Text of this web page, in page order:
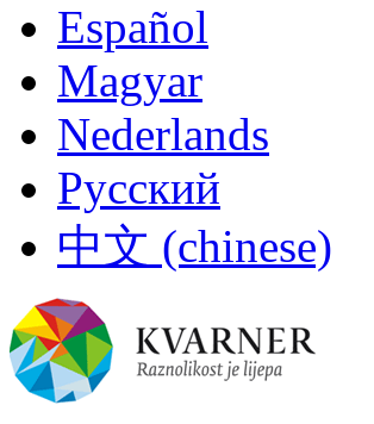
Español
Magyar
Nederlands
Русский
中文 (chinese)